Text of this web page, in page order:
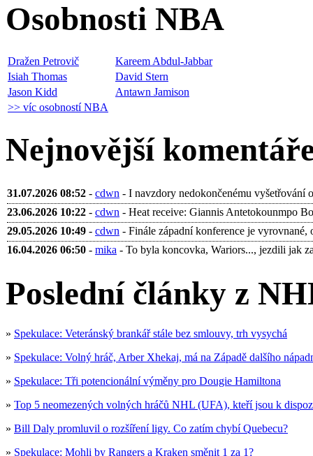
Osobnosti NBA
Dražen Petrovič
Kareem Abdul-Jabbar
Isiah Thomas
David Stern
Jason Kidd
Antawn Jamison
>> víc osobností NBA
Nejnovější
31.07.2026 08:52 - cdwn - I navzdory nedokončenému vyšetřování
23.06.2026 10:22 - cdwn - Heat receive: Giannis Antetokounmpo
29.05.2026 10:49 - cdwn - Finále západní konference je vyrovnané,
16.04.2026 06:50 - mika - To byla koncovka, Wariors..., jezdili jak
Poslední články z
» Spekulace: Veteránský brankář stále bez smlouvy, trh vysychá
» Spekulace: Volný hráč, Arber Xhekaj, má na Západě dalšího
» Spekulace: Tři potencionální výměny pro Dougie Hamiltona
» Top 5 neomezených volných hráčů NHL (UFA), kteří jsou k
» Bill Daly promluvil o rozšíření ligy. Co zatím chybí Quebecu?
» Spekulace: Mohli by Rangers a Kraken směnit 1 za 1?